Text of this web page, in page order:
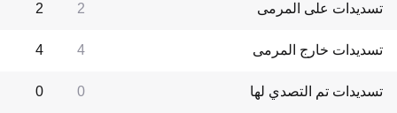
تسديدات على المرمى 2
2
تسديدات خارج المرمى 4
4
تسديدات تم التصدي لها 0
0